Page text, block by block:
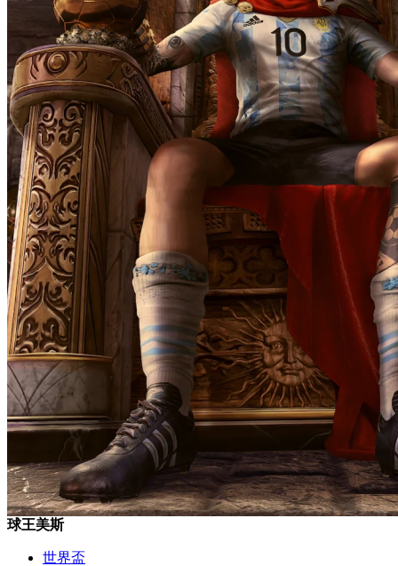
球王美斯
世界盃